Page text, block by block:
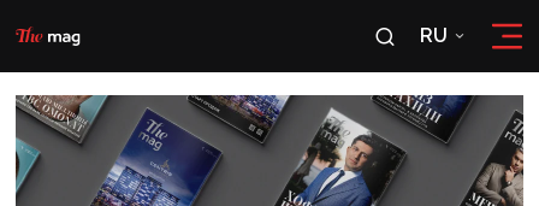
RU
RU
OʻZ